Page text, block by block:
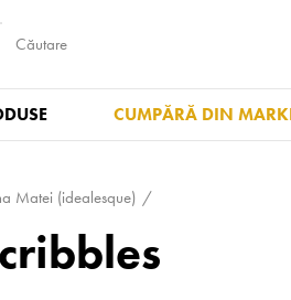
CUMPĂRĂ DIN
Matei (idealesque)